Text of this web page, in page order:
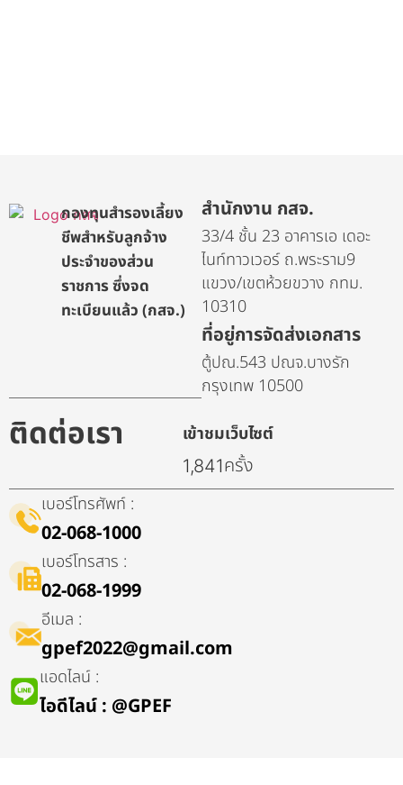
กองทุนสำรองเลี้ยง
ชีพสำหรับลูกจ้าง
ประจำของส่วน
ราชการ ซึ่งจด
ทะเบียนแล้ว (กสจ.)
สำนักงาน กสจ.
33/4 ชั้น 23 อาคารเอ เดอะ
ไนท์ทาวเวอร์ ถ.พระราม9
แขวง/เขตห้วยขวาง กทม.
10310
ที่อยู่การจัดส่งเอกสาร
ตู้ปณ.543 ปณจ.บางรัก
กรุงเทพ 10500
ติดต่อเรา เข้าชมเว็บไซต์
1,841ครั้ง
เบอร์โทรศัพท์ :
02-068-1000
เบอร์โทรสาร :
02-068-1999
อีเมล :
gpef2022@gmail.com
แอดไลน์ :
ไอดีไลน์​ : @GPEF